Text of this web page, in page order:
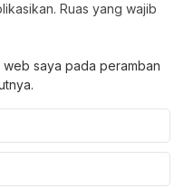
Ruas yang wajib
web saya pada peramban